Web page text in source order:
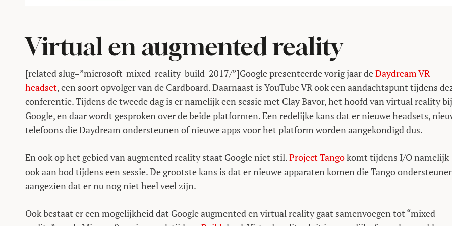
Virtual en augmented reality
[related slug=”microsoft-mixed-reality-build-2017/”]Google presenteerde vorig jaar deDaydream VR
headset, een soort opvolger van de Cardboard. Daarnaast is YouTube VR ook een aandachtspunt tijdens
conferentie. Tijdens de tweede dag is er namelijk een sessie met Clay Bavor, het hoofd van virtual reality bij
Google, en daar wordt gesproken over de beide platformen. Een redelijke kans dat er nieuwe headsets,
telefoons die Daydream ondersteunen of nieuwe apps voor het platform worden aangekondigd dus.
En ook op het gebied van augmented reality staat Google niet stil.Project Tangokomt tijdens I/O namelijk
ook aan bod tijdens een sessie. De grootste kans is dat er nieuwe apparaten komen die Tango
aangezien dat er nu nog niet heel veel zijn.
Ook bestaat er een mogelijkheid dat Google augmented en virtual reality gaat samenvoegen tot “mixed